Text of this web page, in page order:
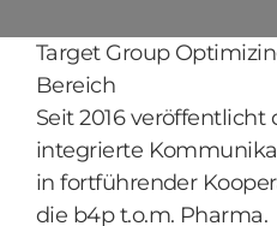
Target Group
Bereich
Seit 2016 veröffentlicht
integrierte
in fortführender
die b4p t.o.m. Pharma.